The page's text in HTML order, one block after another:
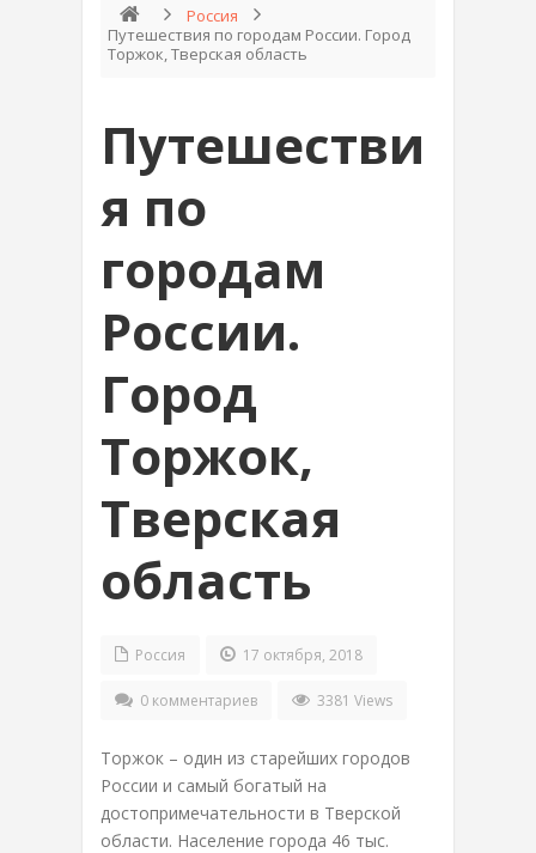
Россия
Путешествия по городам России. Город
Торжок, Тверская область
Путешестви
я по
городам
России.
Город
Торжок,
Тверская
область
Россия 17 октября, 2018
0 комментариев 3381 Views
Торжок – один из старейших городов
России и самый богатый на
достопримечательности в Тверской
области. Население города 46 тыс.